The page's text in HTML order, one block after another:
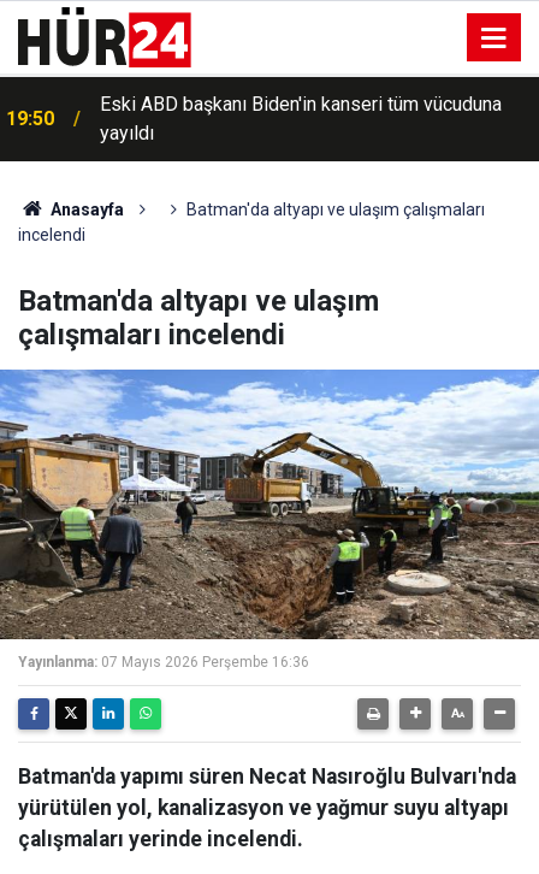
19:50
Eski ABD başkanı Biden'in kanseri tüm vücuduna
yayıldı
Anasayfa
Batman'da altyapı ve ulaşım çalışmaları
incelendi
Batman'da altyapı ve ulaşım
çalışmaları incelendi
Yayınlanma: 07 Mayıs 2026 Perşembe 16:36
Batman'da yapımı süren Necat Nasıroğlu Bulvarı'nda
yürütülen yol, kanalizasyon ve yağmur suyu altyapı
çalışmaları yerinde incelendi.